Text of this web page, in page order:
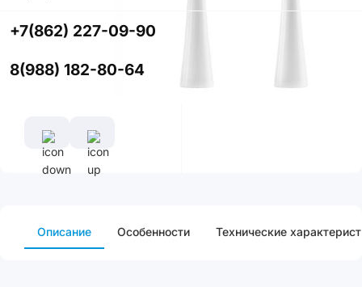
+7(862) 227-09-90
8(988) 182-80-64
Описание Особенности Технические